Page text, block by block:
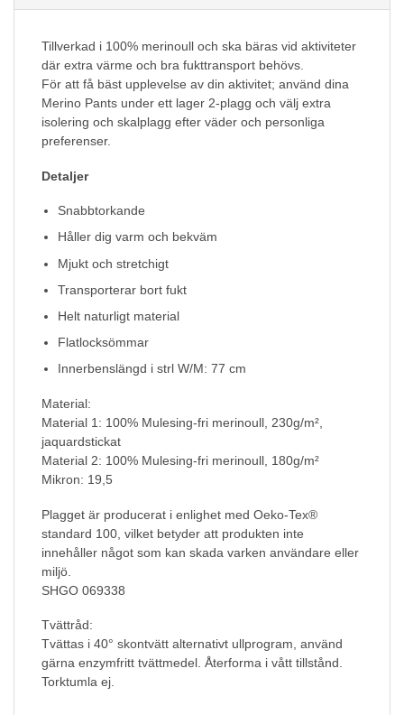
Tillverkad i 100% merinoull och ska bäras vid aktiviteter
där extra värme och bra fukttransport behövs.
För att få bäst upplevelse av din aktivitet; använd dina
Merino Pants under ett lager 2-plagg och välj extra
isolering och skalplagg efter väder och personliga
preferenser.
Detaljer
Snabbtorkande
Håller dig varm och bekväm
Mjukt och stretchigt
Transporterar bort fukt
Helt naturligt material
Flatlocksömmar
Innerbenslängd i strl W/M: 77 cm
Material:
Material 1: 100% Mulesing-fri merinoull, 230g/m²,
jaquardstickat
Material 2: 100% Mulesing-fri merinoull, 180g/m²
Mikron: 19,5
Plagget är producerat i enlighet med Oeko-Tex®
standard 100, vilket betyder att produkten inte
innehåller något som kan skada varken användare eller
miljö.
SHGO 069338
Tvättråd:
Tvättas i 40° skontvätt alternativt ullprogram, använd
gärna enzymfritt tvättmedel. Återforma i vått tillstånd.
Torktumla ej.